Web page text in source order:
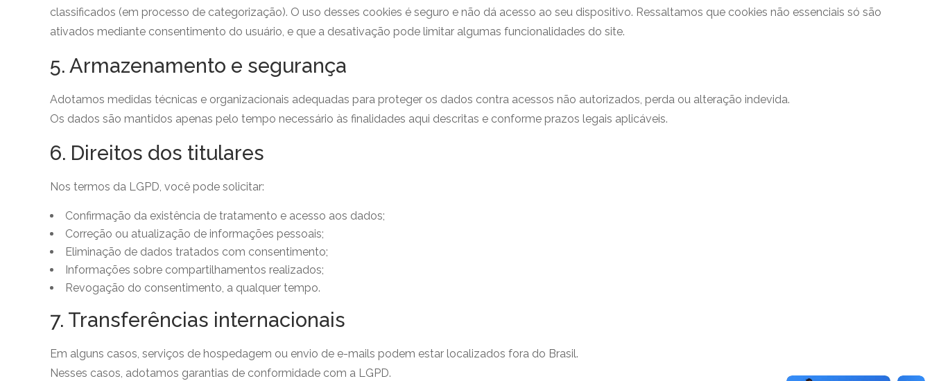
classificados (em processo de categorização). O uso desses cookies é seguro e não dá acesso ao seu dispositivo. Ressaltamos que cookies não essenciais só são
ativados mediante consentimento do usuário, e que a desativação pode limitar algumas funcionalidades do site.
5. Armazenamento e segurança
Adotamos medidas técnicas e organizacionais adequadas para proteger os dados contra acessos não autorizados, perda ou alteração indevida.
Os dados são mantidos apenas pelo tempo necessário às finalidades aqui descritas e conforme prazos legais aplicáveis.
6. Direitos dos titulares
Nos termos da LGPD, você pode solicitar:
Confirmação da existência de tratamento e acesso aos dados;
Correção ou atualização de informações pessoais;
Eliminação de dados tratados com consentimento;
Informações sobre compartilhamentos realizados;
Revogação do consentimento, a qualquer tempo.
7. Transferências internacionais
Em alguns casos, serviços de hospedagem ou envio de e-mails podem estar localizados fora do Brasil.
Nesses casos, adotamos garantias de conformidade com a LGPD.